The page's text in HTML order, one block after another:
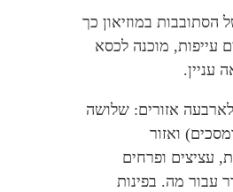
הסתובבות במוזיאון כך
עייפות, מוכנה לכסא
עניין.
אזורים: שלושה
ואזור
עציצים ופרחים
עבור מה. בפינות